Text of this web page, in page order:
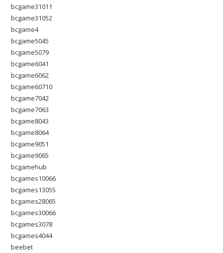
bcgame31011
bcgame31052
bcgame4
bcgame5045
bcgame5079
bcgame6041
bcgame6062
bcgame60710
bcgame7042
bcgame7063
bcgame8043
bcgame8064
bcgame9051
bcgame9065
bcgamehub
bcgames10066
bcgames13055
bcgames28065
bcgames30066
bcgames3078
bcgames4044
beebet